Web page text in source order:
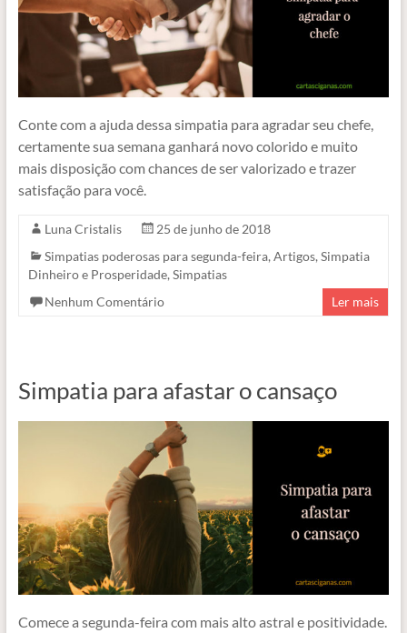
Conte com a ajuda dessa simpatia para agradar seu chefe,
certamente sua semana ganhará novo colorido e muito
mais disposição com chances de ser valorizado e trazer
satisfação para você.
Luna Cristalis
25 de junho de 2018
Simpatias poderosas para segunda-feira, Artigos, Simpatia
Dinheiro e Prosperidade, Simpatias
Nenhum Comentário
Ler mais
Simpatia para afastar o cansaço
Comece a segunda-feira com mais alto astral e positividade.